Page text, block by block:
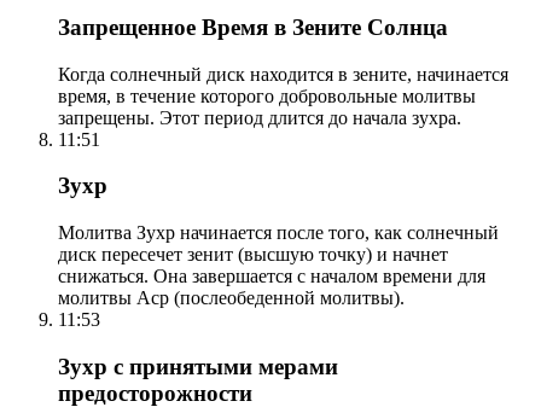
Запрещенное Время в Зените Солнца
Когда солнечный диск находится в зените, начинается
время, в течение которого добровольные молитвы
запрещены. Этот период длится до начала зухра.
11:51
Зухр
Молитва Зухр начинается после того, как солнечный
диск пересечет зенит (высшую точку) и начнет
снижаться. Она завершается с началом времени для
молитвы Аср (послеобеденной молитвы).
11:53
Зухр с принятыми мерами
предосторожности